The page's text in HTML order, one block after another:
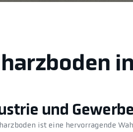
und Gewerbe
ist eine hervorragende